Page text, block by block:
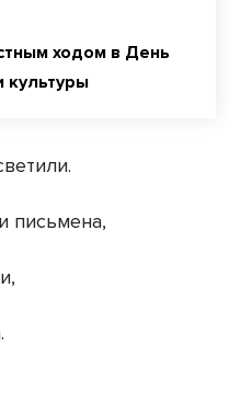
ходом в День
культуры
письмена,